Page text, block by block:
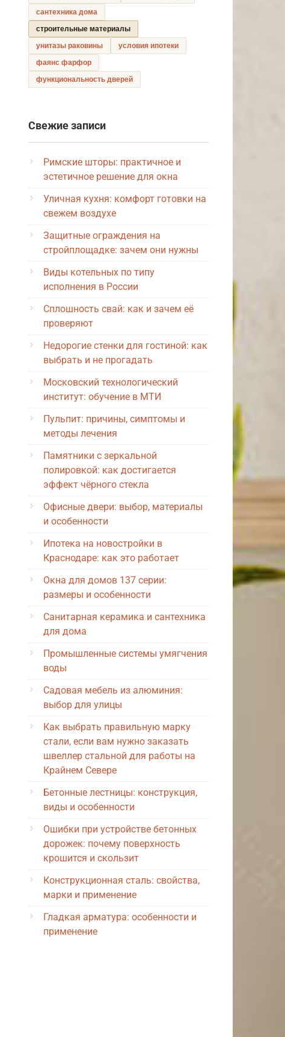
сантехника дома
строительные материалы
унитазы раковины
условия ипотеки
фаянс фарфор
функциональность дверей
Свежие записи
Римские шторы: практичное и
эстетичное решение для окна
Уличная кухня: комфорт готовки на
свежем воздухе
Защитные ограждения на
стройплощадке: зачем они нужны
Виды котельных по типу
исполнения в России
Сплошность свай: как и зачем её
проверяют
Недорогие стенки для гостиной: как
выбрать и не прогадать
Московский технологический
институт: обучение в МТИ
Пульпит: причины, симптомы и
методы лечения
Памятники с зеркальной
полировкой: как достигается
эффект чёрного стекла
Офисные двери: выбор, материалы
и особенности
Ипотека на новостройки в
Краснодаре: как это работает
Окна для домов 137 серии:
размеры и особенности
Санитарная керамика и сантехника
для дома
Промышленные системы умягчения
воды
Садовая мебель из алюминия:
выбор для улицы
Как выбрать правильную марку
стали, если вам нужно заказать
швеллер стальной для работы на
Крайнем Севере
Бетонные лестницы: конструкция,
виды и особенности
Ошибки при устройстве бетонных
дорожек: почему поверхность
крошится и скользит
Конструкционная сталь: свойства,
марки и применение
Гладкая арматура: особенности и
применение